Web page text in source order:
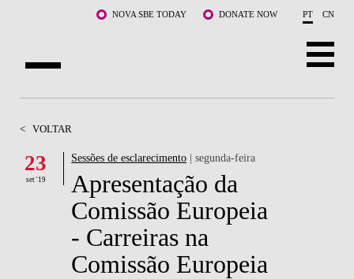
Saltar para o conteúdo principalNOVA SBE TODAY DONATE NOW PT CN
DOCENTES E INVESTIGAÇÃO
COMUNIDADE
< VOLTAR
23
set '19
Sessões de esclarecimento | segunda-feira
Apresentação da
Comissão Europeia
- Carreiras na
Comissão Europeia